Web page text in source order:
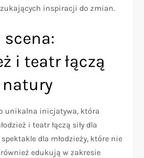
inspiracji do zmian.
i teatr łączą
natury
unikalna inicjatywa, która
i teatr łączą siły dla
dla młodzieży, które nie
edukują w zakresie